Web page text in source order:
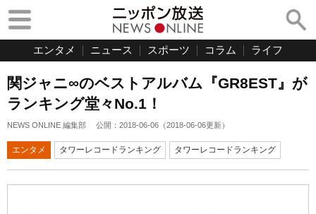
エンタメ ニュース スポーツ コラム ライフ
関ジャニ∞のベストアルバム『GR8EST』が
ランキング堂々No.1！
NEWS ONLINE 編集部 公開： 2018-06-06 （2018-06-06更新）
エンタメ タワーレコードランキング タワーレコードランキング